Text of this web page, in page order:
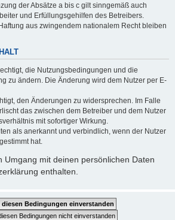
der Absätze a bis c gilt sinngemäß auch
und Erfüllungsgehilfen des Betreibers.
aus zwingendem nationalem Recht bleiben
die Nutzungsbedingungen und die
zu ändern. Die Änderung wird dem Nutzer per E-
den Änderungen zu widersprechen. Im Falle
das zwischen dem Betreiber und dem Nutzer
mit sofortiger Wirkung.
als anerkannt und verbindlich, wenn der Nutzer
hat.
Umgang mit deinen persönlichen Daten
enthalten.